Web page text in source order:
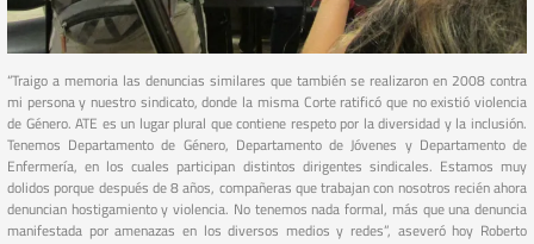
“Traigo a memoria las denuncias similares que también se realizaron en 2008 contra
mi persona y nuestro sindicato, donde la misma Corte ratificó que no existió violencia
de Género. ATE es un lugar plural que contiene respeto por la diversidad y la inclusión.
Tenemos Departamento de Género, Departamento de Jóvenes y Departamento de
Enfermería, en los cuales participan distintos dirigentes sindicales. Estamos muy
dolidos porque después de 8 años, compañeras que trabajan con nosotros recién ahora
denuncian hostigamiento y violencia. No tenemos nada formal, más que una denuncia
manifestada por amenazas en los diversos medios y redes”, aseveró hoy Roberto